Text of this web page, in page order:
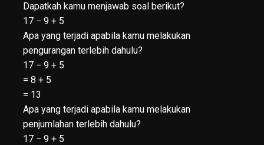
Dapatkah kamu menjawab soal berikut?
17 − 9 + 5
Apa yang terjadi apabila kamu melakukan
pengurangan terlebih dahulu?
17 − 9 + 5
= 8 + 5
= 13
Apa yang terjadi apabila kamu melakukan
penjumlahan terlebih dahulu?
17 − 9 + 5